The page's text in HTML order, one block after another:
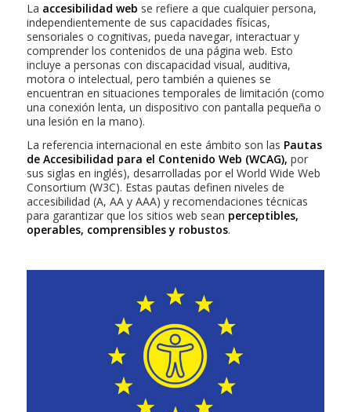
La accesibilidad web se refiere a que cualquier persona,
independientemente de sus capacidades físicas,
sensoriales o cognitivas, pueda navegar, interactuar y
comprender los contenidos de una página web. Esto
incluye a personas con discapacidad visual, auditiva,
motora o intelectual, pero también a quienes se
encuentran en situaciones temporales de limitación (como
una conexión lenta, un dispositivo con pantalla pequeña o
una lesión en la mano).
La referencia internacional en este ámbito son las Pautas
de Accesibilidad para el Contenido Web (WCAG), por
sus siglas en inglés), desarrolladas por el World Wide Web
Consortium (W3C). Estas pautas definen niveles de
accesibilidad (A, AA y AAA) y recomendaciones técnicas
para garantizar que los sitios web sean perceptibles,
operables, comprensibles y robustos.